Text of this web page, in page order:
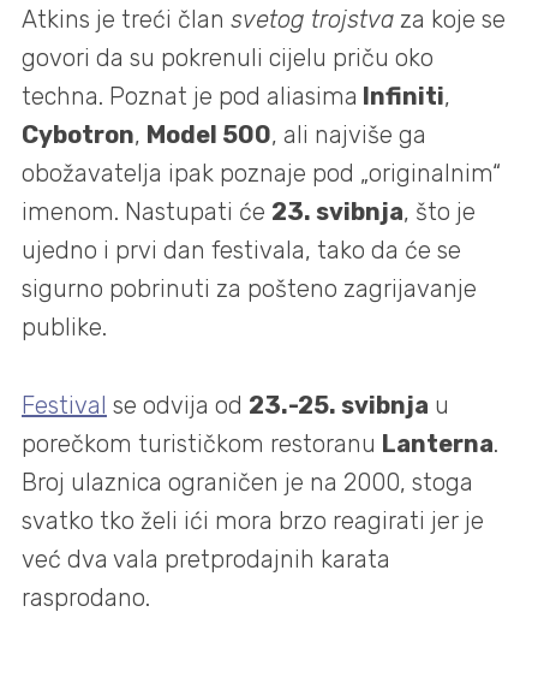
Atkins je treći član svetog trojstva za koje se
govori da su pokrenuli cijelu priču oko
techna. Poznat je pod aliasima Infiniti,
Cybotron, Model 500, ali najviše ga
obožavatelja ipak poznaje pod „originalnim“
imenom. Nastupati će 23. svibnja, što je
ujedno i prvi dan festivala, tako da će se
sigurno pobrinuti za pošteno zagrijavanje
publike.
Festival se odvija od 23.-25. svibnja u
porečkom turističkom restoranu Lanterna.
Broj ulaznica ograničen je na 2000, stoga
svatko tko želi ići mora brzo reagirati jer je
već dva vala pretprodajnih karata
rasprodano.